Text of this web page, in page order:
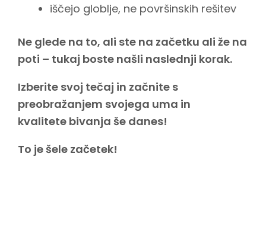
iščejo globlje, ne površinskih rešitev
Ne glede na to, ali ste na začetku ali že na
poti – tukaj boste našli naslednji korak.
Izberite svoj tečaj in začnite s
preobražanjem svojega uma in
kvalitete bivanja še danes!
To je šele začetek!